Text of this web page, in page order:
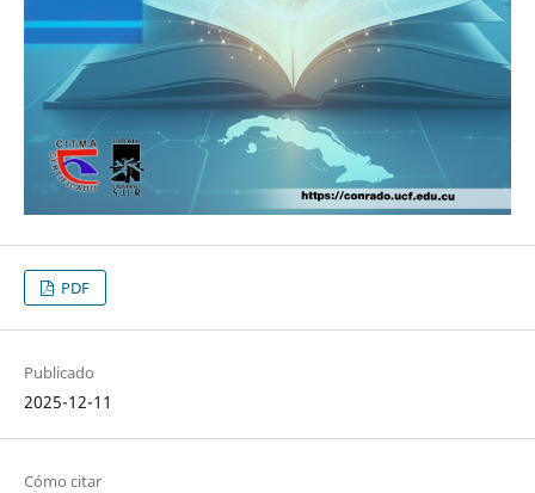
PDF
Publicado
2025-12-11
Cómo citar